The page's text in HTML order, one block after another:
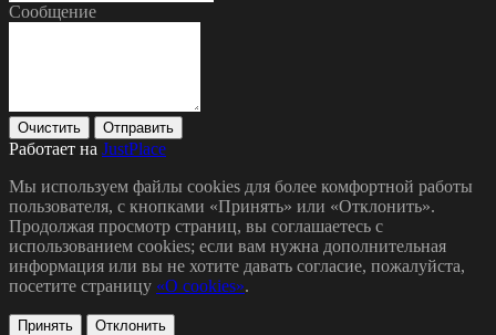
Сообщение
Очистить Отправить
Работает на JustPlace
Мы используем файлы cookies для более комфортной работы
пользователя, с кнопками «Принять» или «Отклонить».
Продолжая просмотр страниц, вы соглашаетесь с
использованием cookies; если вам нужна дополнительная
информация или вы не хотите давать согласие, пожалуйста,
посетите страницу «О cookies».
Принять Отклонить